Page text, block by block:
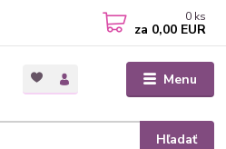
Menu
Hľadať
0 ks
za 0,00 EUR